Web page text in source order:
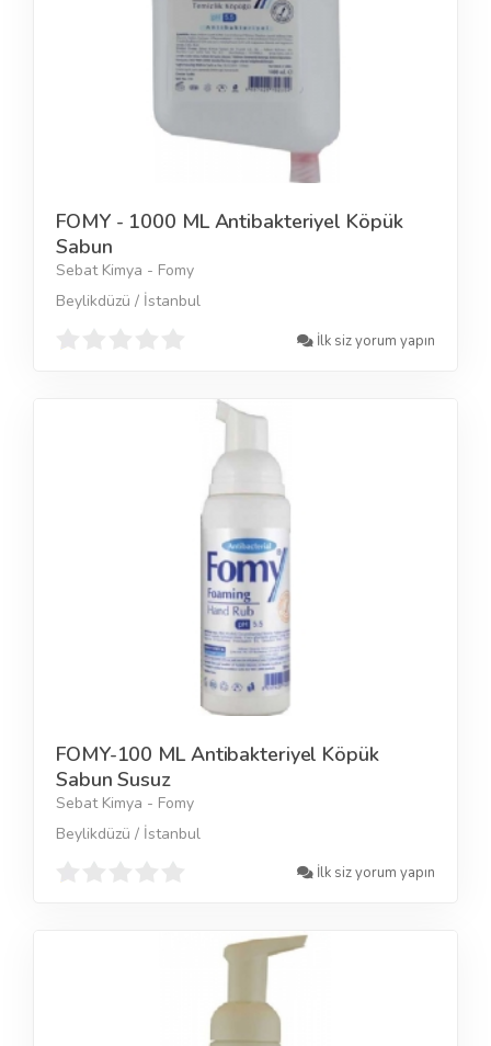
FOMY - 1000 ML Antibakteriyel Köpük
Sabun
Sebat Kimya - Fomy
Beylikdüzü / İstanbul
İlk siz yorum yapın
FOMY-100 ML Antibakteriyel Köpük
Sabun Susuz
Sebat Kimya - Fomy
Beylikdüzü / İstanbul
İlk siz yorum yapın